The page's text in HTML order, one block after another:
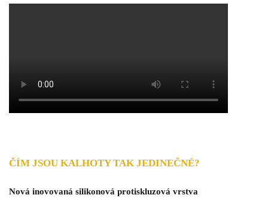
ČÍM JSOU KALHOTY TAK JEDINEČNÉ?
Nová inovovaná silikonová protiskluzová vrstva